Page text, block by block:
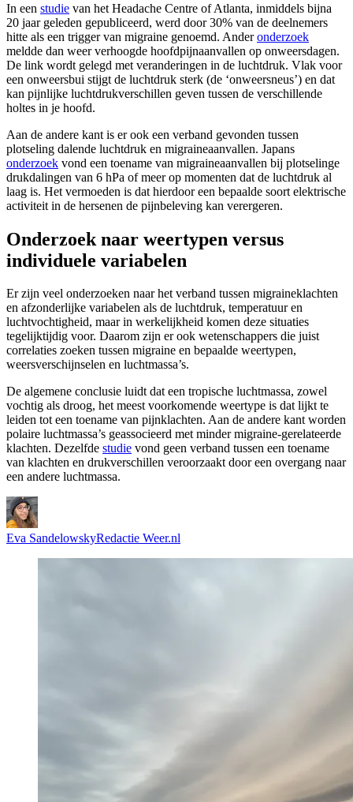
In een studie van het Headache Centre of Atlanta, inmiddels bijna
20 jaar geleden gepubliceerd, werd door 30% van de deelnemers
hitte als een trigger van migraine genoemd. Anderonderzoek
meldde dan weer verhoogde hoofdpijnaanvallen op onweersdagen.
De link wordt gelegd met veranderingen in de luchtdruk. Vlak voor
een onweersbui stijgt de luchtdruk sterk (de ‘onweersneus’) en dat
kan pijnlijke luchtdrukverschillen geven tussen de verschillende
holtes in je hoofd.
Aan de andere kant is er ook een verband gevonden tussen
plotseling dalende luchtdruk en migraineaanvallen. Japans
onderzoek vond een toename van migraineaanvallen bij plotselinge
drukdalingen van 6 hPa of meer op momenten dat de luchtdruk al
laag is. Het vermoeden is dat hierdoor een bepaalde soort elektrische
activiteit in de hersenen de pijnbeleving kan verergeren.
Onderzoek naar weertypen versus
individuele variabelen
Er zijn veel onderzoeken naar het verband tussen migraineklachten
en afzonderlijke variabelen als de luchtdruk, temperatuur en
luchtvochtigheid, maar in werkelijkheid komen deze situaties
tegelijktijdig voor. Daarom zijn er ook wetenschappers die juist
correlaties zoeken tussen migraine en bepaalde weertypen,
weersverschijnselen en luchtmassa’s.
De algemene conclusie luidt dat een tropische luchtmassa, zowel
vochtig als droog, het meest voorkomende weertype is dat lijkt te
leiden tot een toename van pijnklachten. Aan de andere kant worden
polaire luchtmassa’s geassocieerd met minder migraine-gerelateerde
klachten. Dezelfde studie vond geen verband tussen een toename
van klachten en drukverschillen veroorzaakt door een overgang naar
een andere luchtmassa.
Eva SandelowskyRedactie Weer.nl